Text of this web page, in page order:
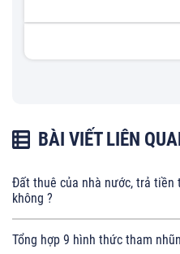
BÀI VIẾT LIÊN
Đất thuê của nhà nước, trả tiền
không ?
Tổng hợp 9 hình thức tham